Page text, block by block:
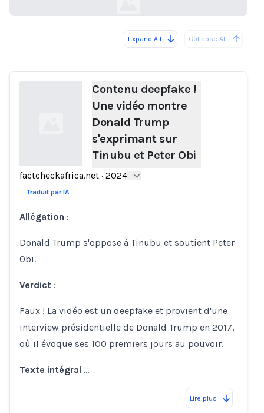
Expand All Collapse All
Loading...
Contenu deepfake !
Une vidéo montre
Donald Trump
s'exprimant sur
Tinubu et Peter Obi
factcheckafrica.net · 2024
Traduit par IA
Allégation :
Donald Trump s'oppose à Tinubu et soutient Peter
Obi.
Verdict :
Faux ! La vidéo est un deepfake et provient d'une
interview présidentielle de Donald Trump en 2017,
où il évoque ses 100 premiers jours au pouvoir.
Texte intégral …
Lire plus